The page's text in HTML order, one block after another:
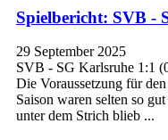
Spielbericht: SVB -
29 September 2025
SVB - SG Karlsruhe 1:1
Die Voraussetzung für
Saison waren selten so
unter dem Strich blieb ...